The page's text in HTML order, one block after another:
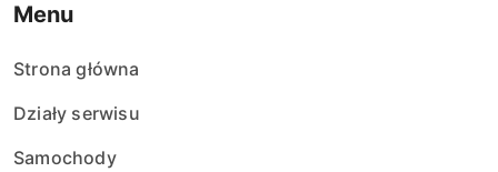
Menu
Strona główna
Działy serwisu
Samochody